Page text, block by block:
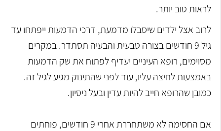
לראות טוב יותר.
לרוב אצל ילדים שיסבלו מדמעת, דרכי הדמעות ייפתחו עד
גיל 9 חודשים בצורה טבעית והבעיה תסתדר. במקרים
מסוימים, רופא העיניים יעדיף לפתוח את שק הדמעות
באמצעות לחיצה עליו, עוד לפני שהתינוק מגיע לגיל זה.
כמובן שהרופא חייב להיות עדין ובעל ניסיון.
אם החסימה לא משתחררת אחרי 9 חודשים, פוחתים